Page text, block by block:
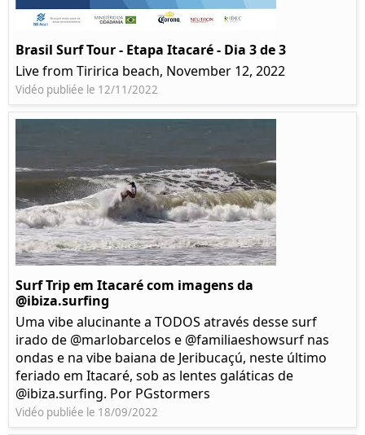
Brasil Surf Tour - Etapa Itacaré - Dia 3 de 3
Live from Tiririca beach, November 12, 2022
Vidéo publiée le 12/11/2022
Surf Trip em Itacaré com imagens da
@ibiza.surfing
Uma vibe alucinante a TODOS através desse surf
irado de @marlobarcelos e @familiaeshowsurf nas
ondas e na vibe baiana de Jeribucaçú, neste último
feriado em Itacaré, sob as lentes galáticas de
@ibiza.surfing. Por PGstormers
Vidéo publiée le 18/09/2022